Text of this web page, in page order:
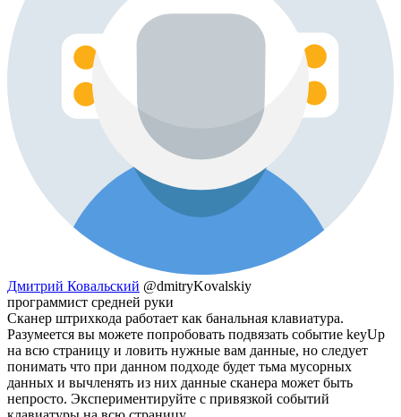
Дмитрий Ковальский @dmitryKovalskiy
программист средней руки
Сканер штрихкода работает как банальная клавиатура.
Разумеется вы можете попробовать подвязать событие keyUp
на всю страницу и ловить нужные вам данные, но следует
понимать что при данном подходе будет тьма мусорных
данных и вычленять из них данные сканера может быть
непросто. Экспериментируйте с привязкой событий